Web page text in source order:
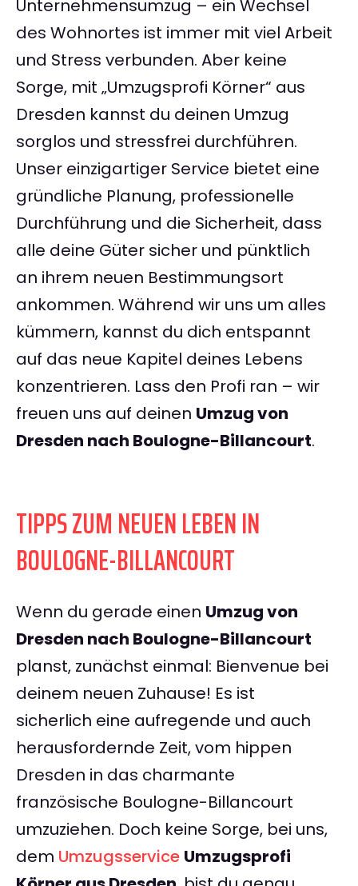
Unternehmensumzug – ein Wechsel
des Wohnortes ist immer mit viel Arbeit
und Stress verbunden. Aber keine
Sorge, mit „Umzugsprofi Körner“ aus
Dresden kannst du deinen Umzug
sorglos und stressfrei durchführen.
Unser einzigartiger Service bietet eine
gründliche Planung, professionelle
Durchführung und die Sicherheit, dass
alle deine Güter sicher und pünktlich
an ihrem neuen Bestimmungsort
ankommen. Während wir uns um alles
kümmern, kannst du dich entspannt
auf das neue Kapitel deines Lebens
konzentrieren. Lass den Profi ran – wir
freuen uns auf deinen Umzug von
Dresden nach Boulogne-Billancourt.
TIPPS ZUM NEUEN LEBEN IN
BOULOGNE-BILLANCOURT
Wenn du gerade einen Umzug von
Dresden nach Boulogne-Billancourt
planst, zunächst einmal: Bienvenue bei
deinem neuen Zuhause! Es ist
sicherlich eine aufregende und auch
herausfordernde Zeit, vom hippen
Dresden in das charmante
französische Boulogne-Billancourt
umzuziehen. Doch keine Sorge, bei uns,
dem Umzugsservice Umzugsprofi